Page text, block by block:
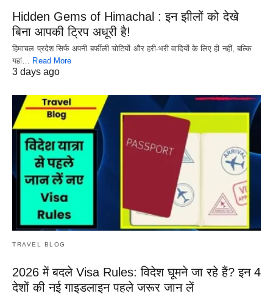
Hidden Gems of Himachal : इन झीलों को देखे
बिना आपकी ट्रिप अधूरी है!
हिमाचल प्रदेश सिर्फ अपनी बर्फीली चोटियों और हरी-भरी वादियों के लिए ही नहीं, बल्कि
यहां… Read More
3 days ago
TRAVEL BLOG
2026 में बदले Visa Rules: विदेश घूमने जा रहे हैं? इन 4
देशों की नई गाइडलाइन पहले जरूर जान लें